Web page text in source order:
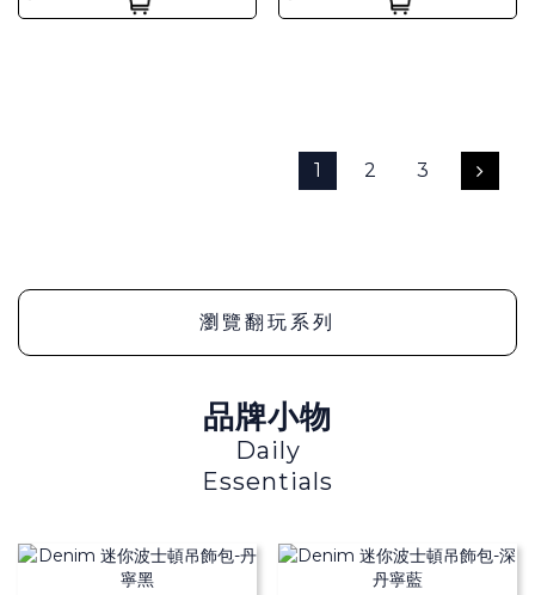
1 2 3
瀏覽翻玩系列
品牌小物
Daily
Essentials